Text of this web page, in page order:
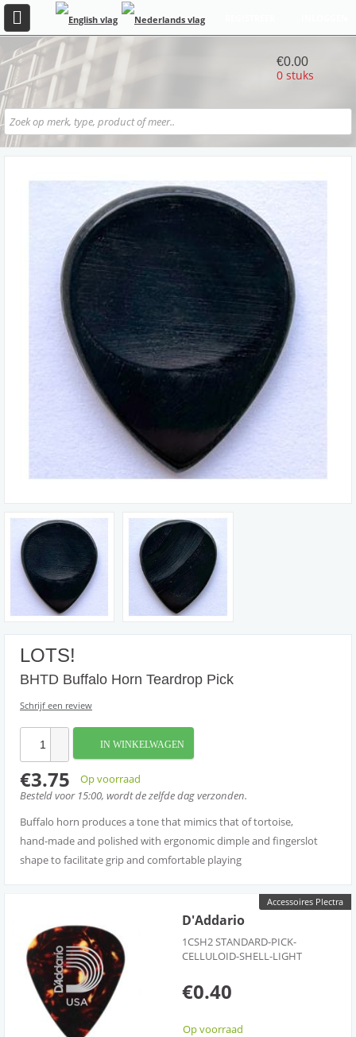
€0.00
0 stuks
LOTS!
BHTD Buffalo Horn Teardrop Pick
Schrijf een review
IN WINKELWAGEN
€3.75
Op voorraad
Besteld voor 15:00, wordt de zelfde dag verzonden.
Buffalo horn produces a tone that mimics that of tortoise,
hand-made and polished with ergonomic dimple and fingerslot
shape to facilitate grip and comfortable playing
Accessoires Plectra
D'Addario
1CSH2 STANDARD-PICK-
CELLULOID-SHELL-LIGHT
€0.40
Op voorraad